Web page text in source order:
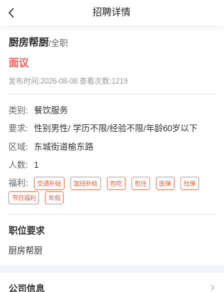
招聘详情
厨房帮厨/全职
面议
发布时间:2026-08-08 查看次数:1219
类别:
餐饮服务
要求:
性别男性/ 学历不限/经验不限/年龄60岁以下
区域:
东城街道榆东路
人数:
1
福利:
交通补贴 加班补助 包吃 包住 医保 社保
节日福利 年假
职位要求
厨房帮厨
公司信息